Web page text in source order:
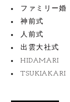
ファミリー婚
神前式
人前式
出雲大社式
HIDAMARI
TSUKIAKARI